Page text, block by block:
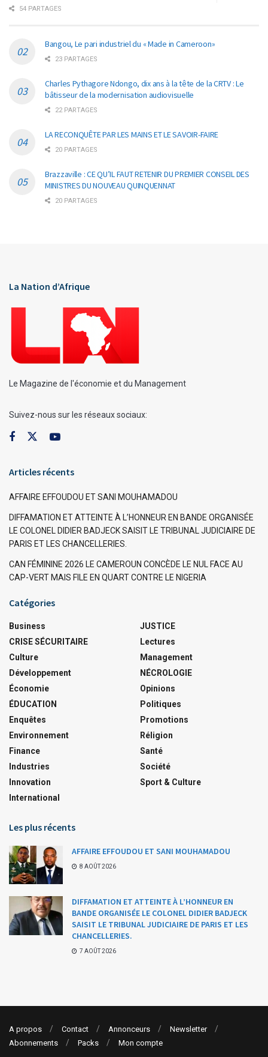
54 PARTAGES
Bangou, Le pari industriel du « Made in Cameroon»
23 PARTAGES
Charles Pythagore Ndongo, dix ans à la tête de la CRTV : Le
bâtisseur de la modernisation audiovisuelle
22 PARTAGES
LA RECONQUÊTE PAR LES MAINS ET LE SAVOIR-FAIRE
20 PARTAGES
Brazzaville : CE QU’IL FAUT RETENIR DU PREMIER CONSEIL DES
MINISTRES DU NOUVEAU QUINQUENNAT
20 PARTAGES
La Nation d’Afrique
Le Magazine de l'économie et du Management
Suivez-nous sur les réseaux sociaux:
Articles récents
AFFAIRE EFFOUDOU ET SANI MOUHAMADOU
DIFFAMATION ET ATTEINTE À L’HONNEUR EN BANDE ORGANISÉE
LE COLONEL DIDIER BADJECK SAISIT LE TRIBUNAL JUDICIAIRE DE
PARIS ET LES CHANCELLERIES.
CAN FÉMININE 2026 LE CAMEROUN CONCÈDE LE NUL FACE AU
CAP-VERT MAIS FILE EN QUART CONTRE LE NIGERIA
Catégories
Business
CRISE SÉCURITAIRE
Culture
Développement
Économie
ÉDUCATION
Enquêtes
Environnement
Finance
Industries
Innovation
International
JUSTICE
Lectures
Management
NÉCROLOGIE
Opinions
Politiques
Promotions
Réligion
Santé
Société
Sport & Culture
Les plus récents
AFFAIRE EFFOUDOU ET SANI MOUHAMADOU
8 AOÛT 2026
DIFFAMATION ET ATTEINTE À L’HONNEUR EN
BANDE ORGANISÉE LE COLONEL DIDIER BADJECK
SAISIT LE TRIBUNAL JUDICIAIRE DE PARIS ET LES
CHANCELLERIES.
7 AOÛT 2026
A propos Contact Annonceurs
Newsletter
Abonnements
Packs Mon compte